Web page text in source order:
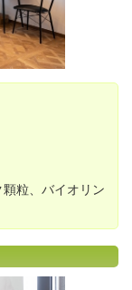
粒、バイオリン